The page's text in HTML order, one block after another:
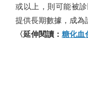
或以上，則可能被
提供長期數據，成為
〈延伸閱讀： 糖化血